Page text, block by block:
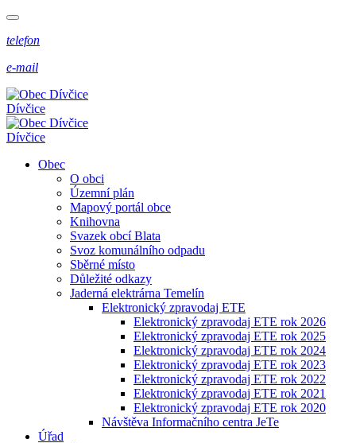
telefon
e-mail
Dívčice
Dívčice
Obec
O obci
Územní plán
Mapový portál obce
Knihovna
Svazek obcí Blata
Svoz komunálního odpadu
Sběrné místo
Důležité odkazy
Jaderná elektrárna Temelín
Elektronický zpravodaj ETE
Elektronický zpravodaj ETE rok 2026
Elektronický zpravodaj ETE rok 2025
Elektronický zpravodaj ETE rok 2024
Elektronický zpravodaj ETE rok 2023
Elektronický zpravodaj ETE rok 2022
Elektronický zpravodaj ETE rok 2021
Elektronický zpravodaj ETE rok 2020
Návštěva Informačního centra JeTe
Úřad